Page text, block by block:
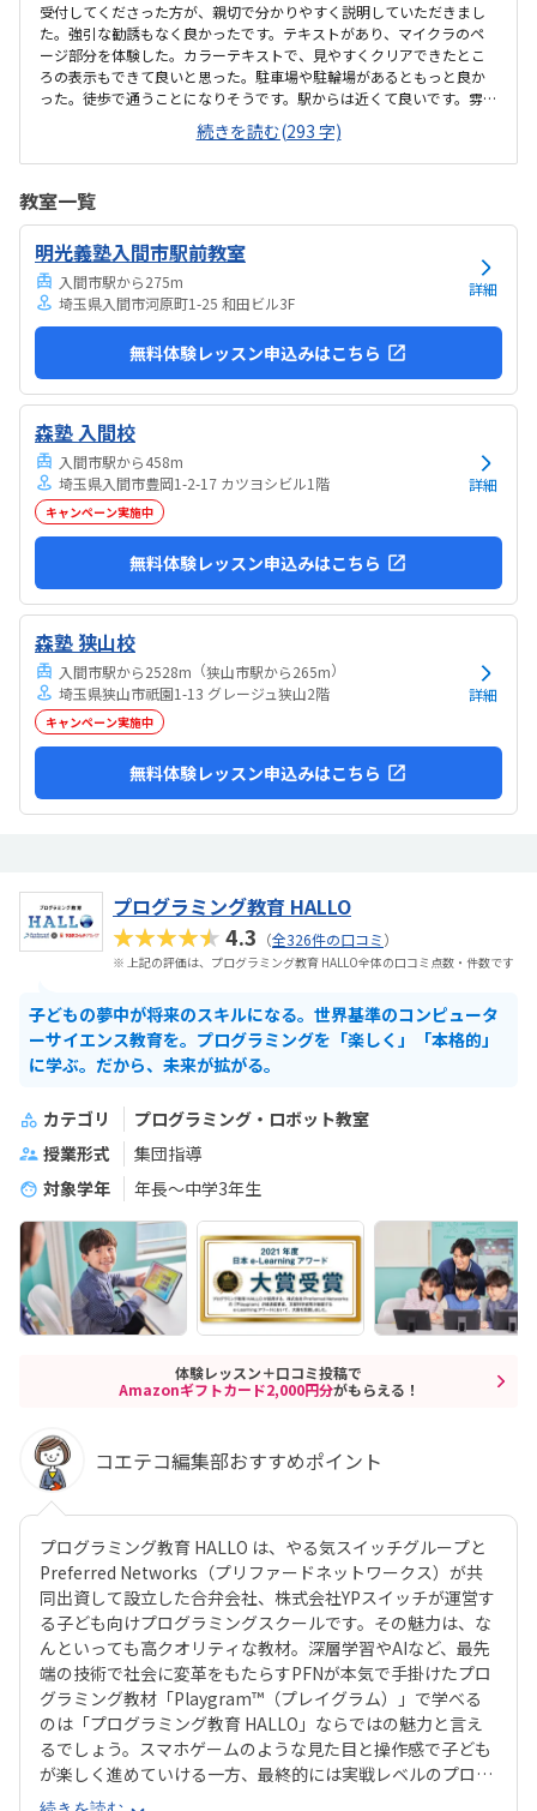
受付してくださった方が、親切で分かりやすく説明していただきまし
た。強引な勧誘もなく良かったです。テキストがあり、マイクラのペ
ージ部分を体験した。カラーテキストで、見やすくクリアできたとこ
ろの表示もできて良いと思った。駐車場や駐輪場があるともっと良か
った。徒歩で通うことになりそうです。駅からは近くて良いです。雰囲
気も良く、清潔感もあった。部屋が区切られていて、個人スペースも
確保されていて良かった。基本料金以外に、追加料金があまり無さそ
うで良かった。できれば、毎月1万以内で通いたいです。子供に熱心に
気持ちになれて良かった。
続きを読む(293 字)
教室一覧
明光義塾入間市駅前教室
入間市駅から275m
埼玉県入間市河原町1-25 和田ビル3F
詳細
無料体験レッスン申込みはこちら
森塾 入間校
入間市駅から458m
埼玉県入間市豊岡1-2-17 カツヨシビル1階
キャンペーン実施中
詳細
無料体験レッスン申込みはこちら
森塾 狭山校
入間市駅から2528m （狭山市駅から265m）
埼玉県狭山市祇園1-13 グレージュ狭山2階
キャンペーン実施中
詳細
無料体験レッスン申込みはこちら
プログラミング教育 HALLO
★★★★★4.3 （全326件の口コミ）
※ 上記の評価は、プログラミング教育 HALLO全体の口コミ点数・件数です
子どもの夢中が将来のスキルになる。世界基準のコンピュータ
ーサイエンス教育を。プログラミングを「楽しく」「本格的」
に学ぶ。だから、未来が拡がる。
カテゴリ
プログラミング・ロボット教室
授業形式
集団指導
対象学年
年長～中学3年生
体験レッスン＋口コミ投稿で
Amazonギフトカード2,000円分がもらえる！
コエテコ編集部おすすめポイント
プログラミング教育 HALLO は、やる気スイッチグループと
Preferred Networks（プリファードネットワークス）が共
同出資して設立した合弁会社、株式会社YPスイッチが運営す
る子ども向けプログラミングスクールです。その魅力は、な
んといっても高クオリティな教材。深層学習やAIなど、最先
端の技術で社会に変革をもたらすPFNが本気で手掛けたプロ
グラミング教材「Playgram™（プレイグラム）」で学べる
のは「プログラミング教育 HALLO」ならではの魅力と言え
るでしょう。スマホゲームのような見た目と操作感で子ども
が楽しく進めていける一方、最終的には実戦レベルのプログ
ラミングスキルが身につく「Playgram」には、まるでマイ